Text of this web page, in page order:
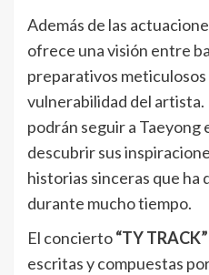
Además de las
ofrece una visión entre
preparativos meticulosos
vulnerabilidad del
podrán seguir a Taeyong
descubrir sus
historias sinceras que ha
durante mucho tiempo.
El concierto“TY TRACK”
escritas y compuestas